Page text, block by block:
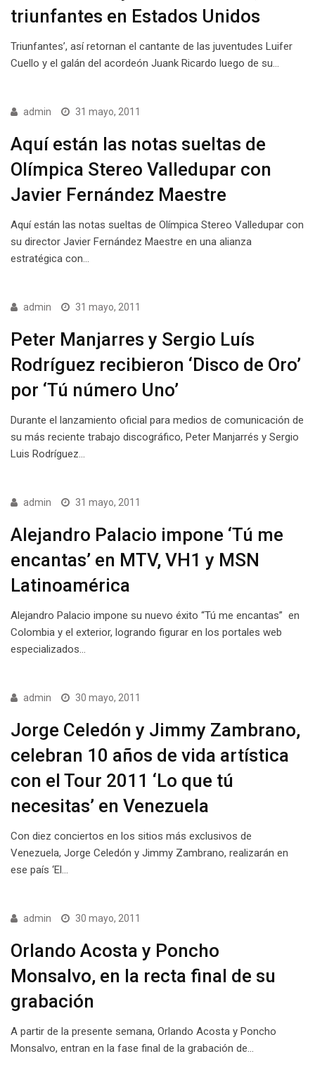
triunfantes en Estados Unidos
Triunfantes’, así retornan el cantante de las juventudes Luifer
Cuello y el galán del acordeón Juank Ricardo luego de su…
admin 31 mayo, 2011
Aquí están las notas sueltas de
Olímpica Stereo Valledupar con
Javier Fernández Maestre
Aquí están las notas sueltas de Olímpica Stereo Valledupar con
su director Javier Fernández Maestre en una alianza
estratégica con…
admin 31 mayo, 2011
Peter Manjarres y Sergio Luís
Rodríguez recibieron ‘Disco de Oro’
por ‘Tú número Uno’
Durante el lanzamiento oficial para medios de comunicación de
su más reciente trabajo discográfico, Peter Manjarrés y Sergio
Luis Rodríguez…
admin 31 mayo, 2011
Alejandro Palacio impone ‘Tú me
encantas’ en MTV, VH1 y MSN
Latinoamérica
Alejandro Palacio impone su nuevo éxito “Tú me encantas” en
Colombia y el exterior, logrando figurar en los portales web
especializados…
admin 30 mayo, 2011
Jorge Celedón y Jimmy Zambrano,
celebran 10 años de vida artística
con el Tour 2011 ‘Lo que tú
necesitas’ en Venezuela
Con diez conciertos en los sitios más exclusivos de
Venezuela, Jorge Celedón y Jimmy Zambrano, realizarán en
ese país ‘El…
admin 30 mayo, 2011
Orlando Acosta y Poncho
Monsalvo, en la recta final de su
grabación
A partir de la presente semana, Orlando Acosta y Poncho
Monsalvo, entran en la fase final de la grabación de…